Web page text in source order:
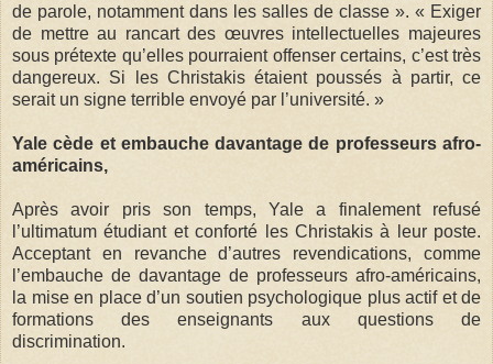
de parole, notamment dans les salles de classe ». « Exiger
de mettre au rancart des œuvres intellectuelles majeures
sous prétexte qu’elles pourraient offenser certains, c’est très
dangereux. Si les Christakis étaient poussés à partir, ce
serait un signe terrible envoyé par l’université. »
Yale cède et embauche davantage de professeurs afro-
américains,
Après avoir pris son temps, Yale a finalement refusé
l’ultimatum étudiant et conforté les Christakis à leur poste.
Acceptant en revanche d’autres revendications, comme
l’embauche de davantage de professeurs afro-américains,
la mise en place d’un soutien psychologique plus actif et de
formations des enseignants aux questions de
discrimination.